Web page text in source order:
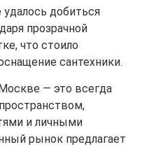
добиться
прозрачной
что стоило
сантехники.
— это всегда
и личными
рынок предлагает